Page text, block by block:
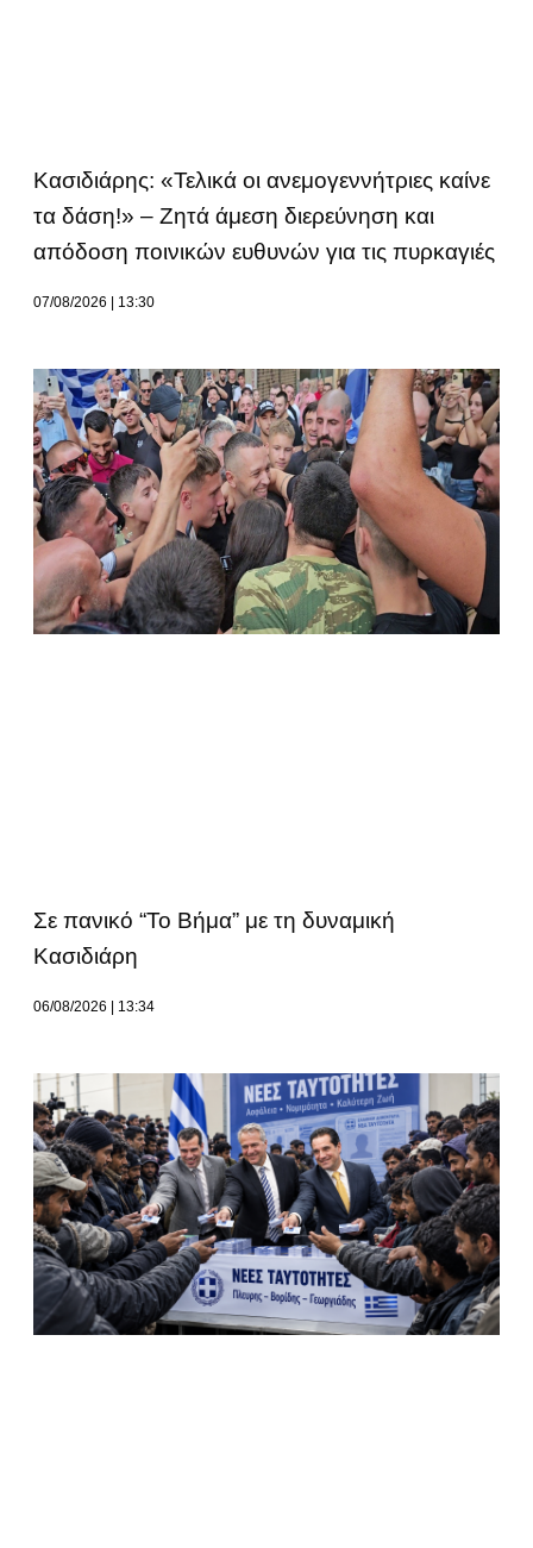
Κασιδιάρης: «Τελικά οι ανεμογεννήτριες καίνε
τα δάση!» – Ζητά άμεση διερεύνηση και
απόδοση ποινικών ευθυνών για τις πυρκαγιές
07/08/2026 13:30
Σε πανικό “Το Βήμα” με τη δυναμική
Κασιδιάρη
06/08/2026 13:34